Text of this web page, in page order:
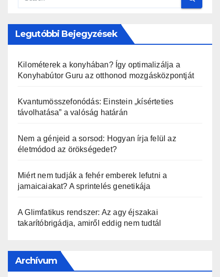
Legutóbbi Bejegyzések
Kilométerek a konyhában? Így optimalizálja a
Konyhabútor Guru az otthonod mozgásközpontját
Kvantumösszefonódás: Einstein „kísérteties
távolhatása” a valóság határán
Nem a génjeid a sorsod: Hogyan írja felül az
életmódod az örökségedet?
Miért nem tudják a fehér emberek lefutni a
jamaicaiakat? A sprintelés genetikája
A Glimfatikus rendszer: Az agy éjszakai
takarítóbrigádja, amiről eddig nem tudtál
Archívum